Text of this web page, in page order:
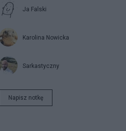
Ja Falski
Karolina Nowicka
Sarkastyczny
Napisz notkę